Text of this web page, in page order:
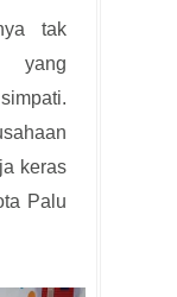
tak
yang
keras
Palu